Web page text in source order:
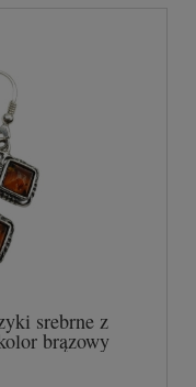
srebrne z
brązowy